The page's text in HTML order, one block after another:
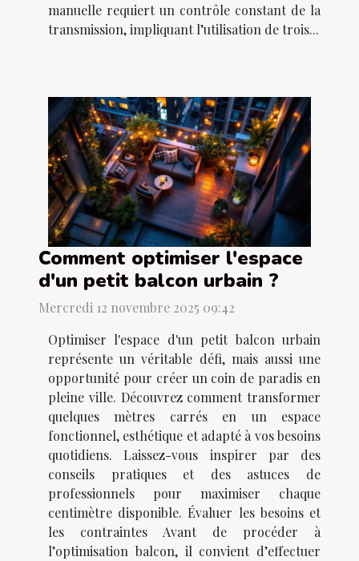
manuelle requiert un contrôle constant de la
transmission, impliquant l’utilisation de trois...
Comment optimiser l'espace
d'un petit balcon urbain ?
Mercredi 12 novembre 2025 09:42
Optimiser l'espace d'un petit balcon urbain
représente un véritable défi, mais aussi une
opportunité pour créer un coin de paradis en
pleine ville. Découvrez comment transformer
quelques mètres carrés en un espace
fonctionnel, esthétique et adapté à vos besoins
quotidiens. Laissez-vous inspirer par des
conseils pratiques et des astuces de
professionnels pour maximiser chaque
centimètre disponible. Évaluer les besoins et
les contraintes Avant de procéder à
l’optimisation balcon, il convient d’effectuer